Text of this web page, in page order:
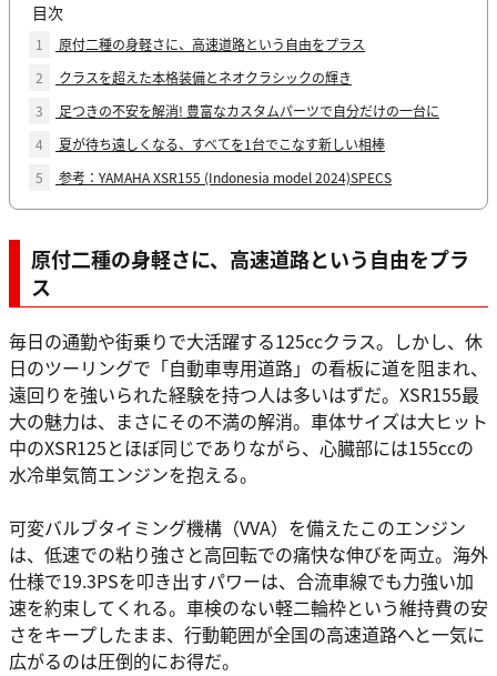
目次
1
原付二種の身軽さに、高速道路という自由をプラス
2
クラスを超えた本格装備とネオクラシックの輝き
3
足つきの不安を解消! 豊富なカスタムパーツで自分だけの一台に
4
夏が待ち遠しくなる、すべてを1台でこなす新しい相棒
5
参考：YAMAHA XSR155 (Indonesia model 2024)SPECS
原付二種の身軽さに、高速道路という自由をプラ
ス
毎日の通勤や街乗りで大活躍する125ccクラス。しかし、休
日のツーリングで「自動車専用道路」の看板に道を阻まれ、
遠回りを強いられた経験を持つ人は多いはずだ。XSR155最
大の魅力は、まさにその不満の解消。車体サイズは大ヒット
中のXSR125とほぼ同じでありながら、心臓部には155ccの
水冷単気筒エンジンを抱える。
可変バルブタイミング機構（VVA）を備えたこのエンジン
は、低速での粘り強さと高回転での痛快な伸びを両立。海外
仕様で19.3PSを叩き出すパワーは、合流車線でも力強い加
速を約束してくれる。車検のない軽二輪枠という維持費の安
さをキープしたまま、行動範囲が全国の高速道路へと一気に
広がるのは圧倒的にお得だ。